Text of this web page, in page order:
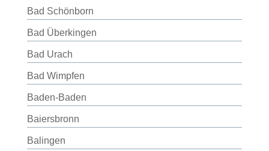
Bad Schönborn
Bad Überkingen
Bad Urach
Bad Wimpfen
Baden-Baden
Baiersbronn
Balingen